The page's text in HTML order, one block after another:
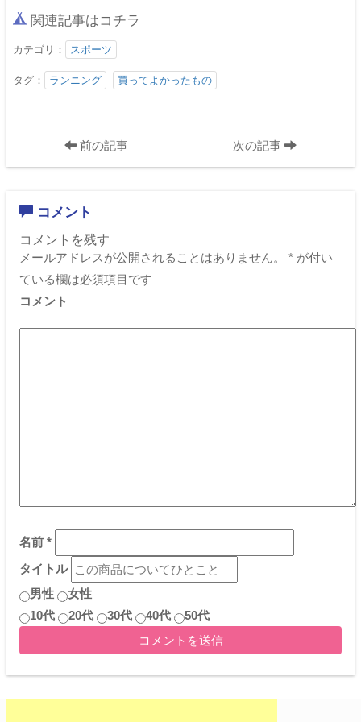
関連記事はコチラ
カテゴリ： スポーツ
タグ： ランニング 買ってよかったもの
前の記事 次の記事
コメント
コメントを残す
メールアドレスが公開されることはありません。
* が付い
ている欄は必須項目です
コメント
名前 *
タイトル
男性
女性
10代
20代 30代 40代 50代